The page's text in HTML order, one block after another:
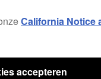
California Notice
accepteren